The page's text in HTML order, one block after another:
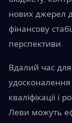
нових джерел
фінансову
перспективи.
Вдалий час для
кваліфікації і
Леви можуть